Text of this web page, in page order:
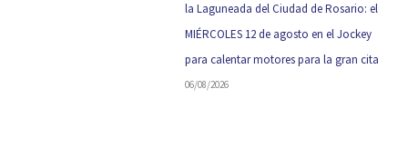
la Laguneada del Ciudad de Rosario: el
MIÉRCOLES 12 de agosto en el Jockey
para calentar motores para la gran cita
06/08/2026